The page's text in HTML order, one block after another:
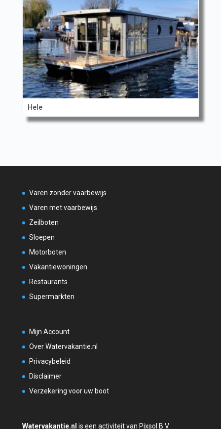
Hele
Varen zonder vaarbewijs
Varen met vaarbewijs
Zeilboten
Sloepen
Motorboten
Vakantiewoningen
Restaurants
Supermarkten
Mijn Account
Over Watervakantie.nl
Privacybeleid
Disclaimer
Verzekering voor uw boot
Watervakantie.nl is een activiteit van Pixsol B.V.